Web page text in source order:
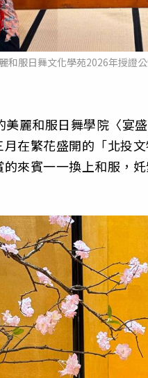
和服日舞文化學苑2026年授證
美麗和服日舞學院〈宴
在繁花盛開的「北投
來賓一一換上和服，